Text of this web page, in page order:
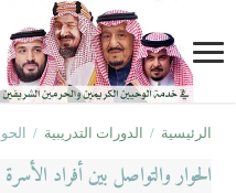
الرئيسية / الدورات التدريبية /
الحوار والتواصل بين أفراد الأسرة